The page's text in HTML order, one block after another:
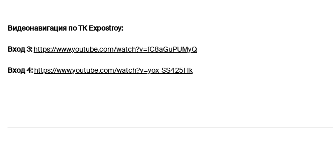
Видеонавигация по ТК Expostroy:
Вход 3: https://www.youtube.com/watch?v=fC8aGuPUMyQ
Вход 4: https://www.youtube.com/watch?v=yox-SS425Hk